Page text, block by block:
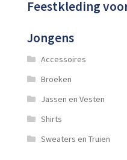
Feestkleding
Jongens
Accessoires
Broeken
Jassen en Vesten
Shirts
Sweaters en Truien